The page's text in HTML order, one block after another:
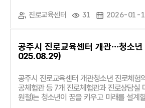
진로교육센터 31 2026-01-
공주시 진로교육센터 개관…청소
025.08.29)
공주시 진로교육센터 개관청소년 진로체
공체험관 등 7개 진로체험관과 진로상담실
원철)는 청소년이 꿈을 키우고 미래를 설계